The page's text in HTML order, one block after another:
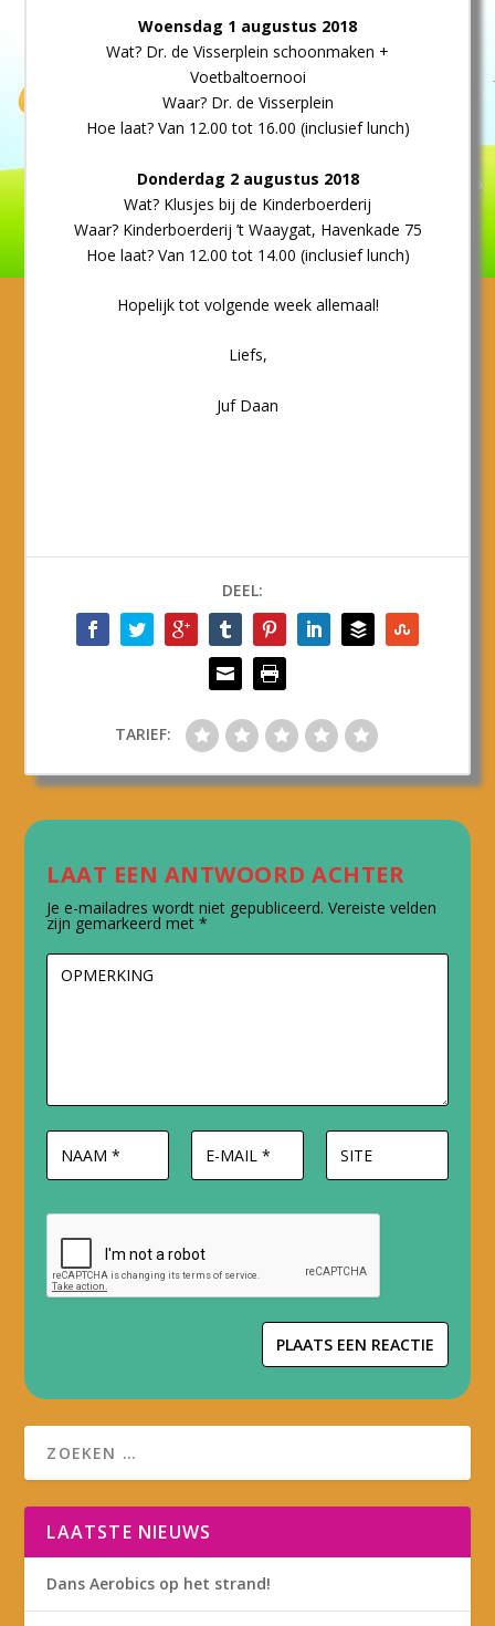
Woensdag 1 augustus 2018
Wat? Dr. de Visserplein schoonmaken +
Voetbaltoernooi
Waar? Dr. de Visserplein
Hoe laat? Van 12.00 tot 16.00 (inclusief lunch)
Donderdag 2 augustus 2018
Wat? Klusjes bij de Kinderboerderij
Waar? Kinderboerderij ’t Waaygat, Havenkade 75
Hoe laat? Van 12.00 tot 14.00 (inclusief lunch)
Hopelijk tot volgende week allemaal!
Liefs,
Juf Daan
DEEL:
TARIEF:
LAAT EEN ANTWOORD ACHTER
Je e-mailadres wordt niet gepubliceerd. Vereiste velden
zijn gemarkeerd met*
LAATSTE NIEUWS
Dans Aerobics op het strand!